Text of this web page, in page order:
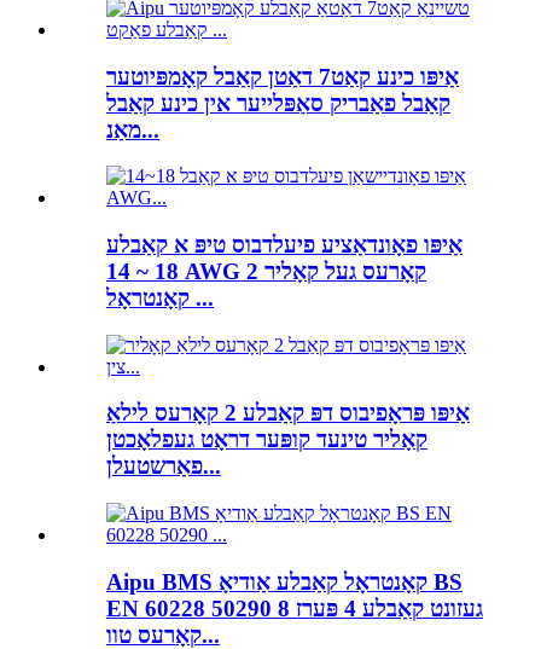
אַיפּו כינע קאַט7 דאַטן קאַבל קאָמפּיוטער
קאַבל פאַבריק סאַפּלייער אין כינע קאַבל
מאַנ...
אַיפּו פאָונדאַציע פיעלדבוס טיפּ א קאַבלע
18 ~ 14 AWG 2 קאָרעס געל קאָליר
קאָנטראָל ...
אַיפּו פּראָפיבוס דפּ קאַבלע 2 קאָרעס לילאַ
קאָליר טינעד קופּער דראָט געפלאָכטן
פאַרשטעלן...
Aipu BMS קאָנטראָל קאַבלע אַודיאָ BS
EN 60228 50290 געזונט קאַבלע 4 פּערז 8
קאָרעס טוו...